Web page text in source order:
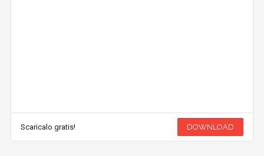
Scaricalo gratis! DOWNLOAD